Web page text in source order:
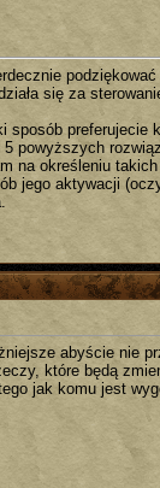
się za
sposób preferujecie
powyższych
na określeniu
jego aktywacji
abyście nie
które będą
jak komu jest